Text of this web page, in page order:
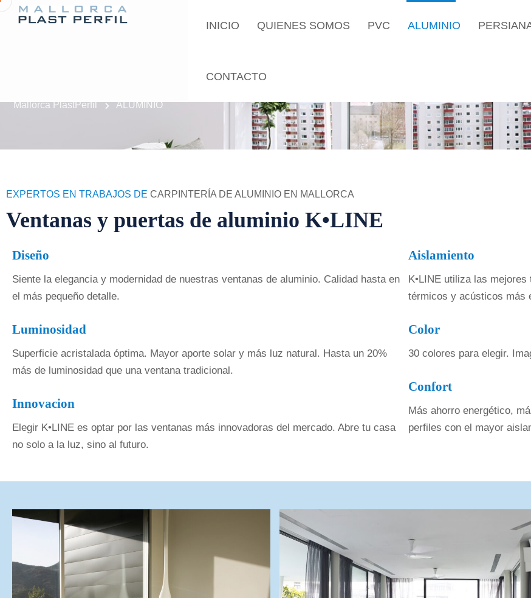
INICIO QUIENES SOMOS PVC ALUMINIO
CONTACTO
Mallorca PlastPerfil ALUMINIO
EXPERTOS EN TRABAJOS DE CARPINTERÍA DE ALUMINIO EN MALLORCA
Ventanas y puertas de aluminio K•LINE
Diseño
Siente la elegancia y modernidad de nuestras ventanas de aluminio. Calidad hasta en
el más pequeño detalle.
Luminosidad
Superficie acristalada óptima. Mayor aporte solar y más luz natural. Hasta un 20%
más de luminosidad que una ventana tradicional.
Innovacion
Elegir K•LINE es optar por las ventanas más innovadoras del mercado. Abre tu casa
no solo a la luz, sino al futuro.
Aislamiento
K•LINE utiliza las
térmicos y acústicos más
Color
30 colores para elegir.
Confort
Más ahorro energético,
perfiles con el mayor